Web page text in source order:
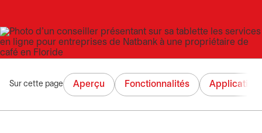
Sur cette page Aperçu Fonctionnalités Application